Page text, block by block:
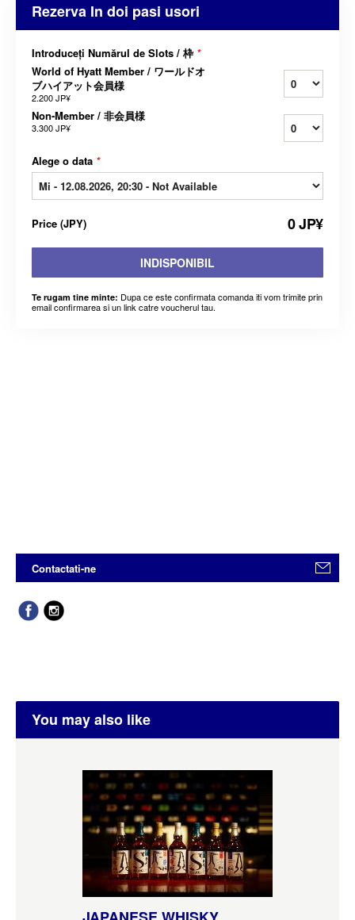
Rezerva In doi pasi usori
Introduceți Numărul de Slots / 枠 *
World of Hyatt Member / ワールドオ
ブハイアット会員様
2.200 JP¥
Non-Member / 非会員様
3.300 JP¥
Alege o data *
Price (JPY) 0 JP¥
INDISPONIBIL
Te rugam tine minte: Dupa ce este confirmata comanda iti vom trimite prin
email confirmarea si un link catre voucherul tau.
Contactati-ne
You may also like